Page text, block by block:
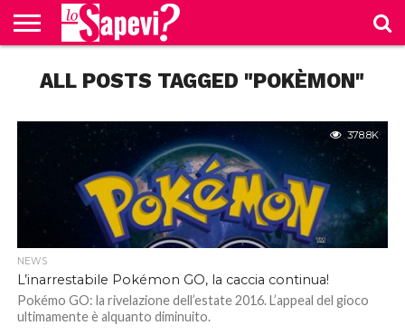
BENESSERE
GOSSIP
PRODOTTI
AMAZON
NEWS
CASA E
CUCINA
ALL POSTS TAGGED "POKÈMON"
378.8K
NEWS
L’inarrestabile Pokémon GO, la caccia continua!
Pokémo GO: la rivelazione dell’estate 2016. L’appeal del gioco
ultimamente è alquanto diminuito.